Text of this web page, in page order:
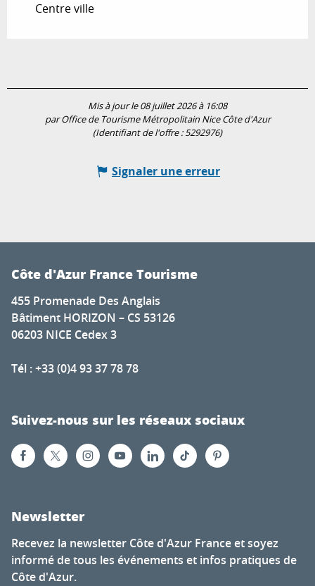
Centre ville
Mis à jour le 08 juillet 2026 à 16:08
par Office de Tourisme Métropolitain Nice Côte d'Azur
(Identifiant de l'offre :5292976)
Signaler une erreur
Côte d'Azur France Tourisme
455 Promenade Des Anglais
Bâtiment HORIZON – CS 53126
06203 NICE Cedex 3
Tél : +33 (0)4 93 37 78 78
Suivez-nous sur les réseaux sociaux
Newsletter
Recevez la newsletter Côte d'Azur France et soyez
informé de tous les événements et infos pratiques de
Côte d'Azur.